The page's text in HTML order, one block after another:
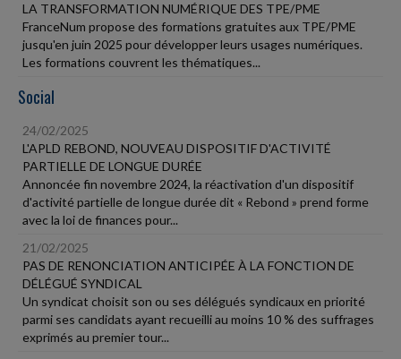
LA TRANSFORMATION NUMÉRIQUE DES TPE/PME
FranceNum propose des formations gratuites aux TPE/PME
jusqu'en juin 2025 pour développer leurs usages numériques.
Les formations couvrent les thématiques...
Social
24/02/2025
L'APLD REBOND, NOUVEAU DISPOSITIF D'ACTIVITÉ
PARTIELLE DE LONGUE DURÉE
Annoncée fin novembre 2024, la réactivation d'un dispositif
d'activité partielle de longue durée dit « Rebond » prend forme
avec la loi de finances pour...
21/02/2025
PAS DE RENONCIATION ANTICIPÉE À LA FONCTION DE
DÉLÉGUÉ SYNDICAL
Un syndicat choisit son ou ses délégués syndicaux en priorité
parmi ses candidats ayant recueilli au moins 10 % des suffrages
exprimés au premier tour...